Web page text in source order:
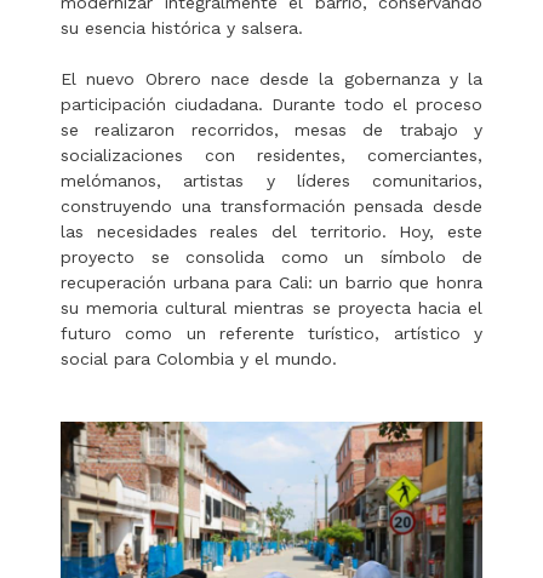
su esencia histórica y salsera.
El nuevo Obrero nace desde la gobernanza y la
participación ciudadana. Durante todo el proceso
se realizaron recorridos, mesas de trabajo y
socializaciones con residentes, comerciantes,
melómanos, artistas y líderes comunitarios,
construyendo una transformación pensada desde
las necesidades reales del territorio. Hoy, este
proyecto se consolida como un símbolo de
recuperación urbana para Cali: un barrio que honra
su memoria cultural mientras se proyecta hacia el
futuro como un referente turístico, artístico y
social para Colombia y el mundo.